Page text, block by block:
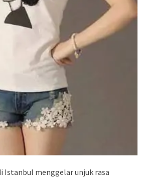
Istanbul menggelar unjuk rasa